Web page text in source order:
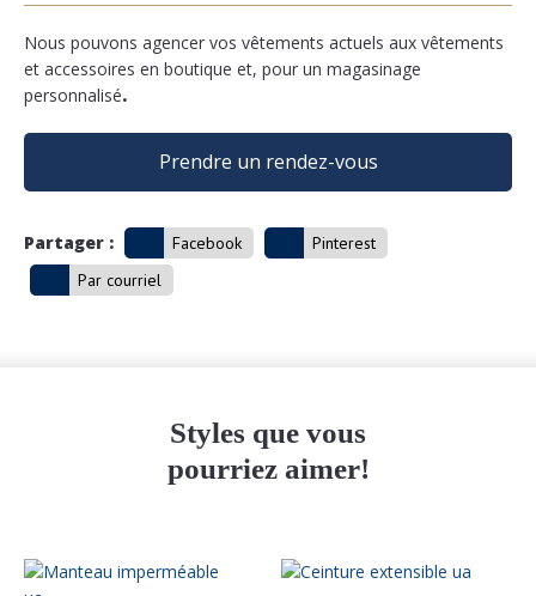
Nous pouvons agencer vos vêtements actuels aux vêtements
et accessoires en boutique et, pour un magasinage
personnalisé.
Prendre un rendez-vous
Partager : Facebook
Pinterest
Par courriel
Styles que vous
pourriez aimer!